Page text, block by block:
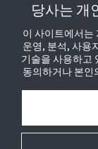
당사는 개
이 사이트에서는
운영, 분석, 사용
기술을 사용하고
동의하거나 본인